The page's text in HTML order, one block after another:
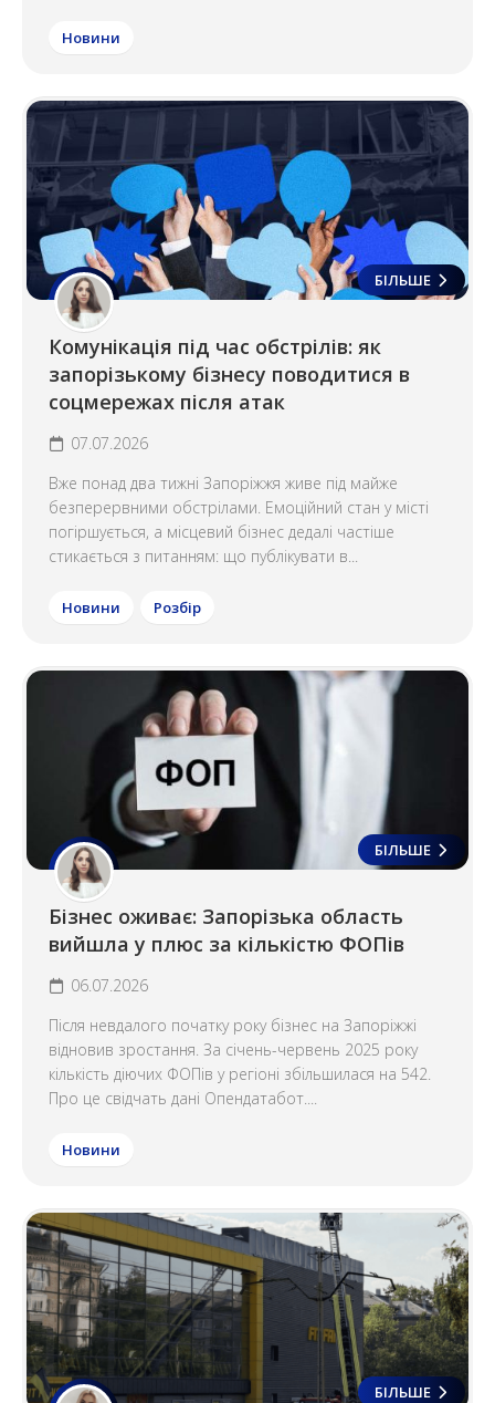
Новини
БІЛЬШЕ
Комунікація під час обстрілів: як
запорізькому бізнесу поводитися в
соцмережах після атак
07.07.2026
Вже понад два тижні Запоріжжя живе під майже
безперервними обстрілами. Емоційний стан у місті
погіршується, а місцевий бізнес дедалі частіше
стикається з питанням: що публікувати в...
Новини Розбір
БІЛЬШЕ
Бізнес оживає: Запорізька область
вийшла у плюс за кількістю ФОПів
06.07.2026
Після невдалого початку року бізнес на Запоріжжі
відновив зростання. За січень-червень 2025 року
кількість діючих ФОПів у регіоні збільшилася на 542.
Про це свідчать дані Опендатабот....
Новини
БІЛЬШЕ